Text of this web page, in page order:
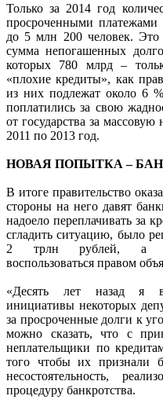
Только за 2014 год
просроченными
до 5 млн 200 человек.
сумма непогашенных
которых 780 млрд –
«плохие кредиты», как
из них подлежат около 6
поплатились за свою
от государства за
2011 по 2013 год.
НОВАЯ ПОПЫТКА –
В итоге правительство
стороны на него давят
надоело переплачивать за
сгладить ситуацию, было
2 трлн рублей, а
воспользоваться правом
«Десять лет назад я
инициативы некоторых
за просроченные долги к
можно сказать, что с
неплательщики по
того чтобы их признали
несостоятельность,
процедуру банкротства.